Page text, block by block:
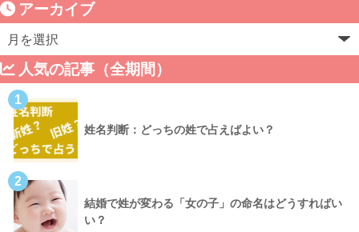
アーカイブ
人気の記事（全期間）
1
姓名判断：どっちの姓で占えばよい？
2
結婚で姓が変わる「女の子」の命名はどうすればい
い？